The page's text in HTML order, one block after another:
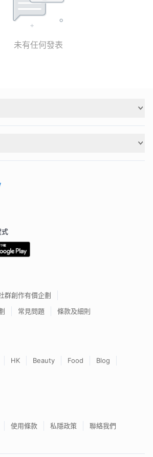
未有任何發表
群創作有價企劃
常見問題 條款及細則
HK Beauty Food
Blog
使用條款 私隱政策 聯絡我們